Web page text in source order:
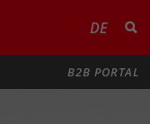
DE
B2B PORTAL